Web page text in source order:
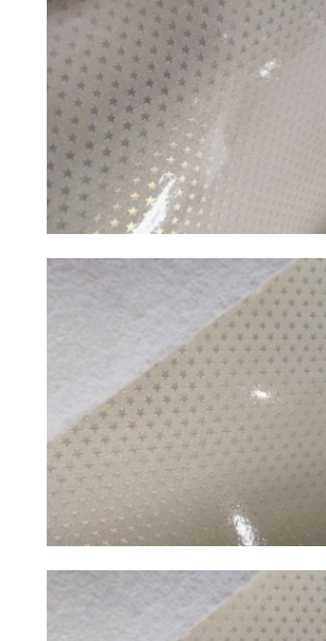
Davalar
Kanepe Deri Malzemesi
PVC deri malzeme
Silikon Deri
Mikro Fiber Deri
PU deri malzemesi
Emniyet Ayakkabısı Malzemesi
Süet deri malzemesi